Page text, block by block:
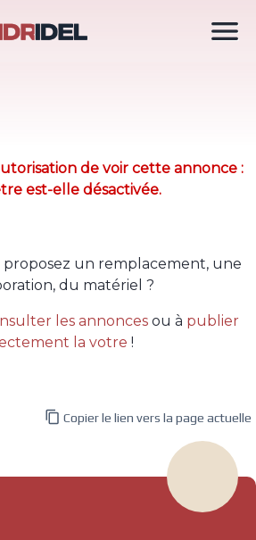
de voir cette annonce :
est-elle désactivée.
proposez un remplacement, une
du matériel ?
les annoncesou à publier
la votre !

 Copier le lien vers la page actuelle